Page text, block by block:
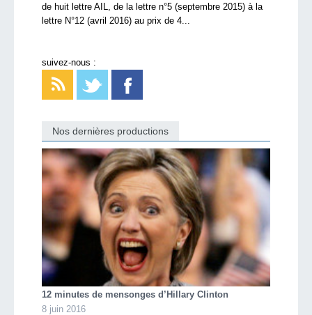
de huit lettre AIL, de la lettre n°5 (septembre 2015) à la
lettre N°12 (avril 2016) au prix de 4...
suivez-nous :
Nos dernières productions
12 minutes de mensonges d’Hillary Clinton
8 juin 2016